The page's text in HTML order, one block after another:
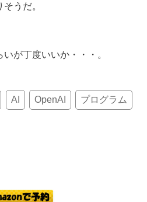
うだ。
が丁度いいか・・・。
AI OpenAI プログラム